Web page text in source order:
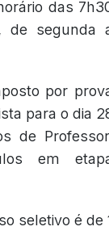
das
de segunda
por
para o dia
de
em
seletivo é de